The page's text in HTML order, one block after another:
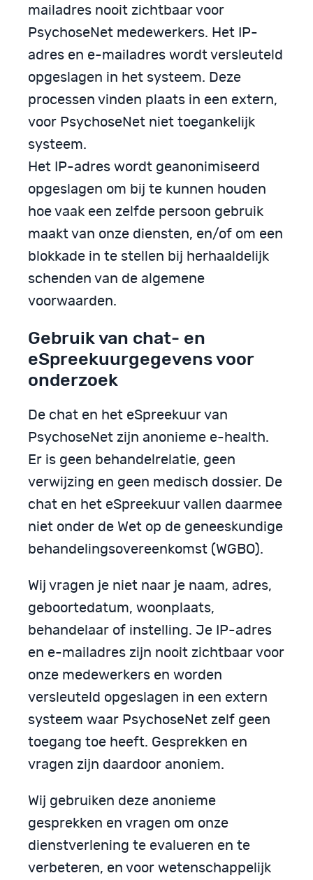
mailadres nooit zichtbaar voor
PsychoseNet medewerkers. Het IP-
adres en e-mailadres wordt versleuteld
opgeslagen in het systeem. Deze
processen vinden plaats in een extern,
voor PsychoseNet niet toegankelijk
systeem.
Het IP-adres wordt geanonimiseerd
opgeslagen om bij te kunnen houden
hoe vaak een zelfde persoon gebruik
maakt van onze diensten, en/of om een
blokkade in te stellen bij herhaaldelijk
schenden van de algemene
voorwaarden.
Gebruik van chat- en
eSpreekuurgegevens voor
onderzoek
De chat en het eSpreekuur van
PsychoseNet zijn anonieme e-health.
Er is geen behandelrelatie, geen
verwijzing en geen medisch dossier. De
chat en het eSpreekuur vallen daarmee
niet onder de Wet op de geneeskundige
behandelingsovereenkomst (WGBO).
Wij vragen je niet naar je naam, adres,
geboortedatum, woonplaats,
behandelaar of instelling. Je IP-adres
en e-mailadres zijn nooit zichtbaar voor
onze medewerkers en worden
versleuteld opgeslagen in een extern
systeem waar PsychoseNet zelf geen
toegang toe heeft. Gesprekken en
vragen zijn daardoor anoniem.
Wij gebruiken deze anonieme
gesprekken en vragen om onze
dienstverlening te evalueren en te
verbeteren, en voor wetenschappelijk